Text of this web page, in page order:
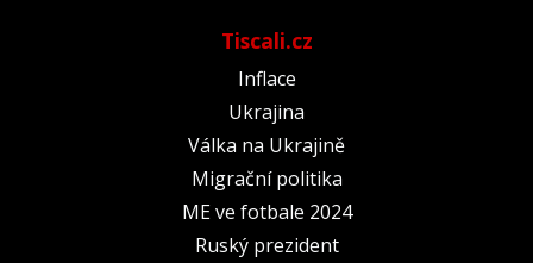
Tiscali.cz
Inflace
Ukrajina
Válka na Ukrajině
Migrační politika
ME ve fotbale 2024
Ruský prezident